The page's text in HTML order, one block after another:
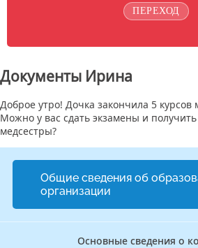
ПЕРЕХОД
Документы Ирина
Доброе утро! Дочка закончила 5 курсов
Можно у вас сдать экзамены и получить
медсестры?
Общие сведения об
организации
Основные сведения о